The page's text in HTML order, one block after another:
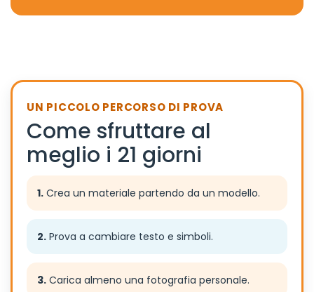
UN PICCOLO PERCORSO DI PROVA
Come sfruttare al
meglio i 21 giorni
1. Crea un materiale partendo da un modello.
2. Prova a cambiare testo e simboli.
3. Carica almeno una fotografia personale.